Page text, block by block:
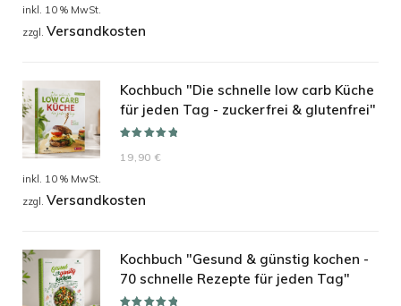
inkl. 10 % MwSt.
zzgl. Versandkosten
Kochbuch "Die schnelle low carb Küche
für jeden Tag - zuckerfrei & glutenfrei"
5.00 von 5
19,90€
inkl. 10 % MwSt.
zzgl. Versandkosten
Kochbuch "Gesund & günstig kochen -
70 schnelle Rezepte für jeden Tag"